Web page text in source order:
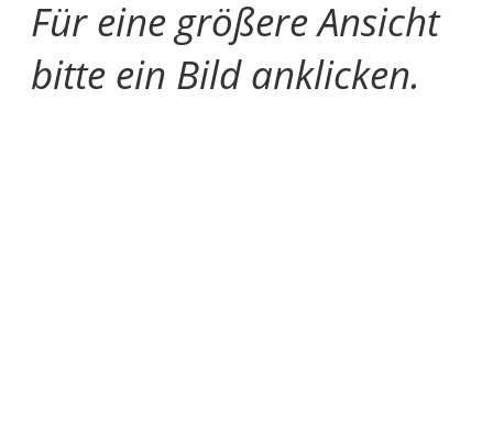
Für eine größere Ansicht
bitte ein Bild anklicken.